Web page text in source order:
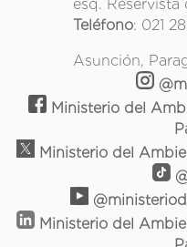
esq. Reservista
Teléfono: 021
Asunción,
Ministerio del
Ministerio del
Ministerio del